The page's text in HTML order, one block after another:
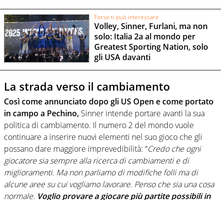
Forse ti può interessare
Volley, Sinner, Furlani, ma non
solo: Italia 2a al mondo per
Greatest Sporting Nation, solo
gli USA davanti
La strada verso il cambiamento
Così come annunciato dopo gli US Open e come portato
in campo a Pechino, Sinner intende portare avanti la sua
politica di cambiamento. Il numero 2 del mondo vuole
continuare a inserire nuovi elementi nel suo gioco che gli
possano dare maggiore imprevedibilità: “Credo che ogni
giocatore sia sempre alla ricerca di cambiamenti e di
miglioramenti. Ma non parliamo di modifiche folli ma di
alcune aree su cui vogliamo lavorare. Penso che sia una cosa
normale. Voglio provare a giocare più partite possibili in